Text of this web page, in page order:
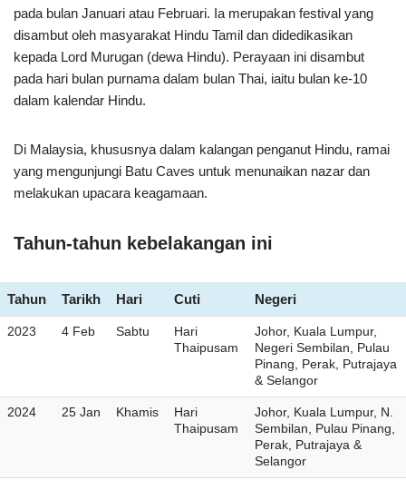
pada bulan Januari atau Februari. Ia merupakan festival yang
disambut oleh masyarakat Hindu Tamil dan didedikasikan
kepada Lord Murugan (dewa Hindu). Perayaan ini disambut
pada hari bulan purnama dalam bulan Thai, iaitu bulan ke-10
dalam kalendar Hindu.
Di Malaysia, khususnya dalam kalangan penganut Hindu, ramai
yang mengunjungi Batu Caves untuk menunaikan nazar dan
melakukan upacara keagamaan.
Tahun-tahun kebelakangan ini
Tahun Tarikh Hari Cuti Negeri
2023 4 Feb Sabtu
Hari
Thaipusam
Johor, Kuala Lumpur,
Negeri Sembilan, Pulau
Pinang, Perak, Putrajaya
& Selangor
2024 25 Jan Khamis
Hari
Thaipusam
Johor, Kuala Lumpur, N.
Sembilan, Pulau Pinang,
Perak, Putrajaya &
Selangor